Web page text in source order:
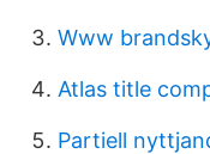
Www
Atlas title
Partiell